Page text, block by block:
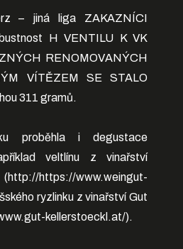
– jiná liga ZAKAZNÍCI
H VENTILU K VK
RENOMOVANÝCH
VÍTĚZEM SE STALO
311 gramů.
proběhla i degustace
veltlínu z vinařství
http://https://www.weingut-
ryzlinku z vinařství Gut
kellerstoeckl.at/).